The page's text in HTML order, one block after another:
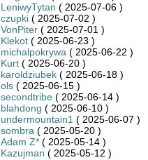
LeniwyTytan ( 2025-07-06 )
czupki( 2025-07-02 )
VonPiter( 2025-07-01 )
Klekot( 2025-06-23 )
michalpokrywa ( 2025-06-22 )
Kurt( 2025-06-20 )
karoldziubek( 2025-06-18 )
ols( 2025-06-15 )
secondtribe( 2025-06-14 )
blahdong ( 2025-06-10 )
undermountain1 ( 2025-06-07 )
sombra ( 2025-05-20 )
Adam Z*( 2025-05-14 )
Kazujman ( 2025-05-12 )